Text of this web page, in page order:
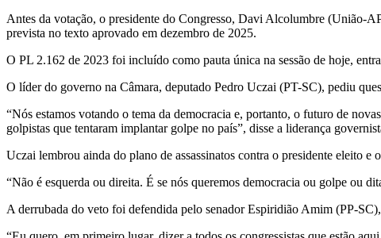
Antes da votação, o presidente do Congresso, Davi Alcolumbre (União-
prevista no texto aprovado em dezembro de 2025.
O PL 2.162 de 2023 foi incluído como pauta única na sessão de hoje,
O líder do governo na Câmara, deputado Pedro Uczai (PT-SC), pediu
“Nós estamos votando o tema da democracia e, portanto, o futuro de
golpistas que tentaram implantar golpe no país”, disse a liderança
Uczai lembrou ainda do plano de assassinatos contra o presidente eleito e
“Não é esquerda ou direita. É se nós queremos democracia ou golpe ou
A derrubada do veto foi defendida pelo senador Espiridião Amim (PP-